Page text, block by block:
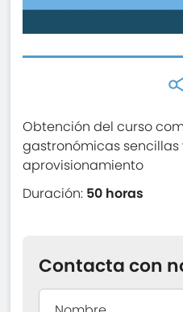
Obtención del curso
gastronómicas sencillas
aprovisionamiento
Duración: 50 horas
Contacta con